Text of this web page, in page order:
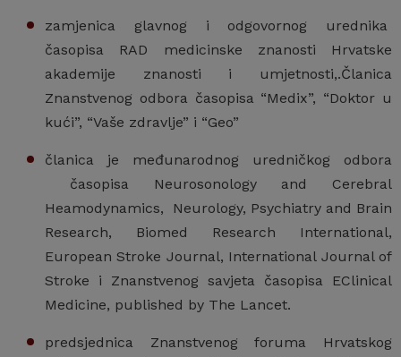
zamjenica glavnog i odgovornog urednika
časopisa RAD medicinske znanosti Hrvatske
akademije znanosti i umjetnosti,.Članica
Znanstvenog odbora časopisa “Medix”, “Doktor u
kući”, “Vaše zdravlje” i “Geo”
članica je međunarodnog uredničkog odbora
časopisa Neurosonology and Cerebral
Heamodynamics, Neurology, Psychiatry and Brain
Research, Biomed Research International,
European Stroke Journal, International Journal of
Stroke i Znanstvenog savjeta časopisa EClinical
Medicine, published by The Lancet.
predsjednica Znanstvenog foruma Hrvatskog